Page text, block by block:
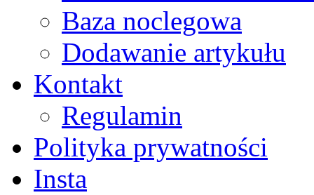
Baza noclegowa
Dodawanie artykułu
Kontakt
Regulamin
Polityka prywatności
Insta